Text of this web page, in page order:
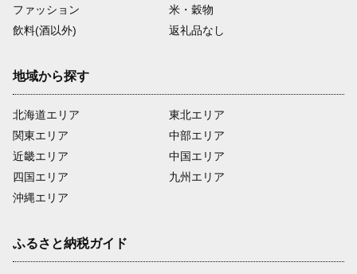
ファッション
米・穀物
飲料(酒以外)
返礼品なし
地域から探す
北海道エリア
関東エリア
近畿エリア
四国エリア
沖縄エリア
東北エリア
中部エリア
中国エリア
九州エリア
ふるさと納税ガイド